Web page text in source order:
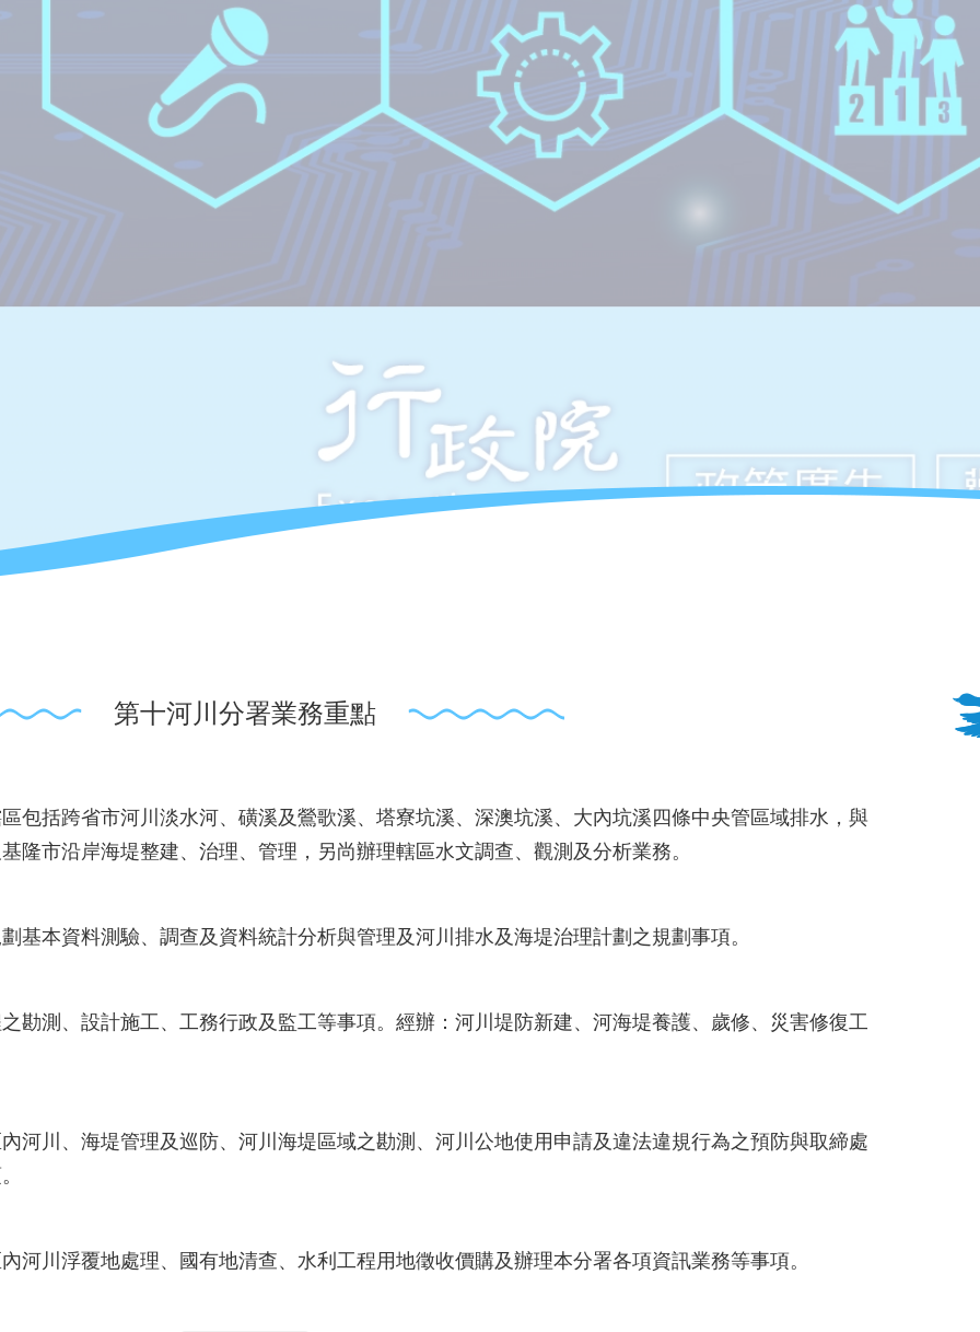
第十河川分署業務重點
包括跨省市河川淡水河、磺溪及鶯歌溪、塔寮坑溪、深澳坑溪、大內坑溪四條中央管區域排水，與
隆市沿岸海堤整建、治理、管理，另尚辦理轄區水文調查、觀測及分析業務。
基本資料測驗、調查及資料統計分析與管理及河川排水及海堤治理計劃之規劃事項。
勘測、設計施工、工務行政及監工等事項。經辦：河川堤防新建、河海堤養護、歲修、災害修復工
河川、海堤管理及巡防、河川海堤區域之勘測、河川公地使用申請及違法違規行為之預防與取締處
河川浮覆地處理、國有地清查、水利工程用地徵收價購及辦理本分署各項資訊業務等事項。